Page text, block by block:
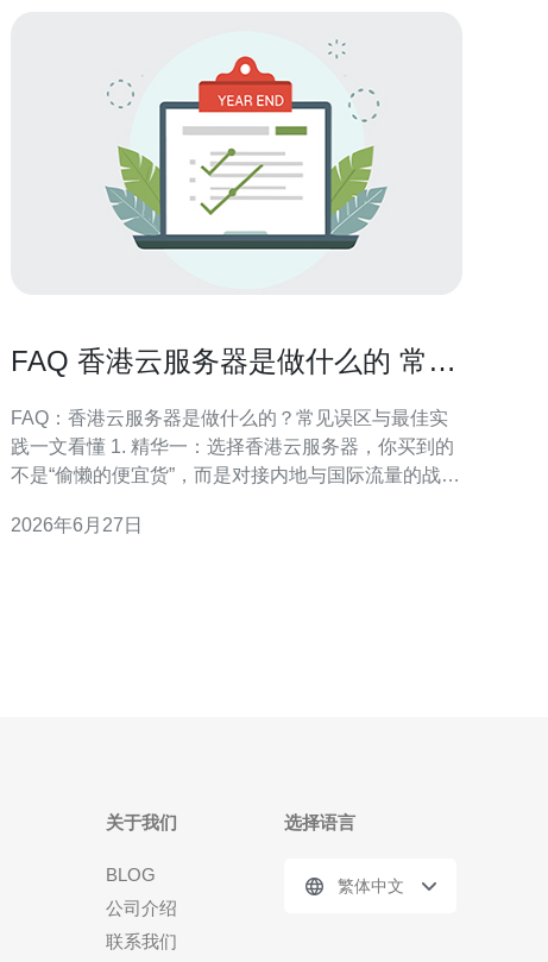
FAQ 香港云服务器是做什么的 常见
FAQ：香港云服务器是做什么的？常见误区与最佳实
践一文看懂 1. 精华一：选择香港云服务器，你买到的
不是“偷懒的便宜货”，而是对接内地与国际流量的战略
境延迟总低”“云厂商默认负责全部安全”，这些都可能
2026年6月27日
关于我们
BLOG
公司介绍
联系我们
选择语言
繁体中文